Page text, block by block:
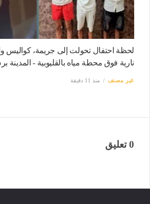
لحظة احتفال تحولت إلى جريمة، كواليس
نارية فوق محطة مياه بالقليوبية - المدينة
غير مصنف منذ 11 دقيقة
0 تعليق